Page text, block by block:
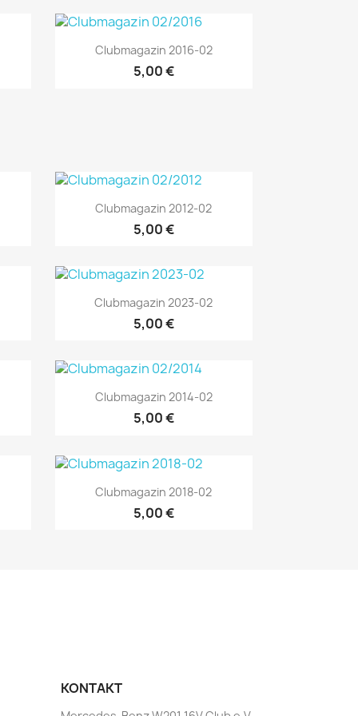
Vorschau
Clubmagazin 2016-02
5,00 €
Vorschau
Clubmagazin 2012-02
5,00 €
Vorschau
Clubmagazin 2023-02
5,00 €
Vorschau
Clubmagazin 2014-02
5,00 €
Vorschau
Clubmagazin 2018-02
5,00 €
KONTAKT